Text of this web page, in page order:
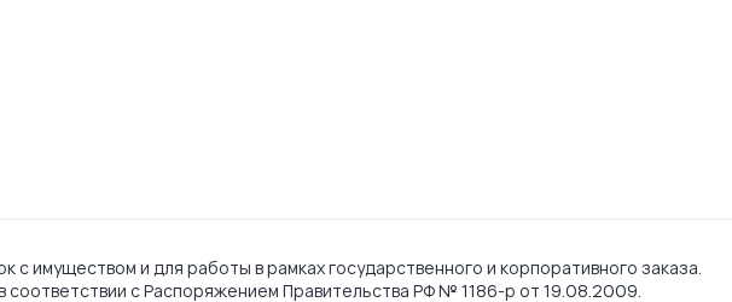
имуществом и для работы в рамках государственного и корпоративного заказа.
с Распоряжением Правительства РФ № 1186-р от 19.08.2009.